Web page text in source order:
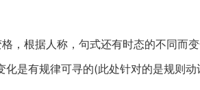
，根据人称，句式还有时态的不同而
是有规律可寻的(此处针对的是规则动